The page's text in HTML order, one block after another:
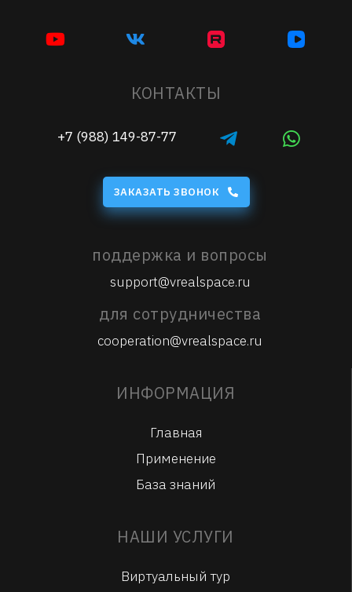
КОНТАКТЫ
+7 (988) 149-87-77
ЗАКАЗАТЬ ЗВОНОК
поддержка и вопросы
support@vrealspace.ru
для сотрудничества
cooperation@vrealspace.ru
ИНФОРМАЦИЯ
Главная
Применение
База знаний
НАШИ УСЛУГИ
Виртуальный тур